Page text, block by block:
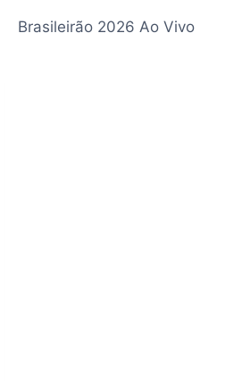
Brasileirão 2026 Ao Vivo